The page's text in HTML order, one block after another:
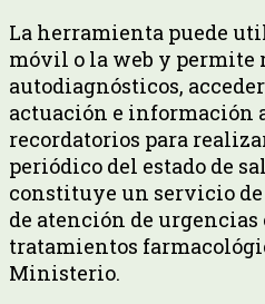
La herramienta puede
móvil o la web y permite
autodiagnósticos,
actuación e información
recordatorios para
periódico del estado de
constituye un servicio
de atención de
tratamientos
Ministerio.